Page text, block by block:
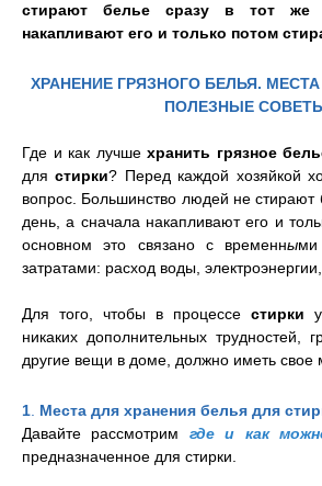
стирают белье сразу в тот же
накапливают его и только потом
ХРАНЕНИЕ ГРЯЗНОГО БЕЛЬЯ.
ПОЛЕЗНЫЕ
Где и как лучшехранить грязное
длястирки? Перед каждой хозяйкой
вопрос. Большинство людей не стирают
день, а сначала накапливают его и
основном это связано с временными
затратами: расход воды,
Для того, чтобы в процессе стирки
никаких дополнительных трудностей,
другие вещи в доме, должно иметь свое
1 Места для хранения белья для
Давайте рассмотрим где и как
предназначенное для стирки.